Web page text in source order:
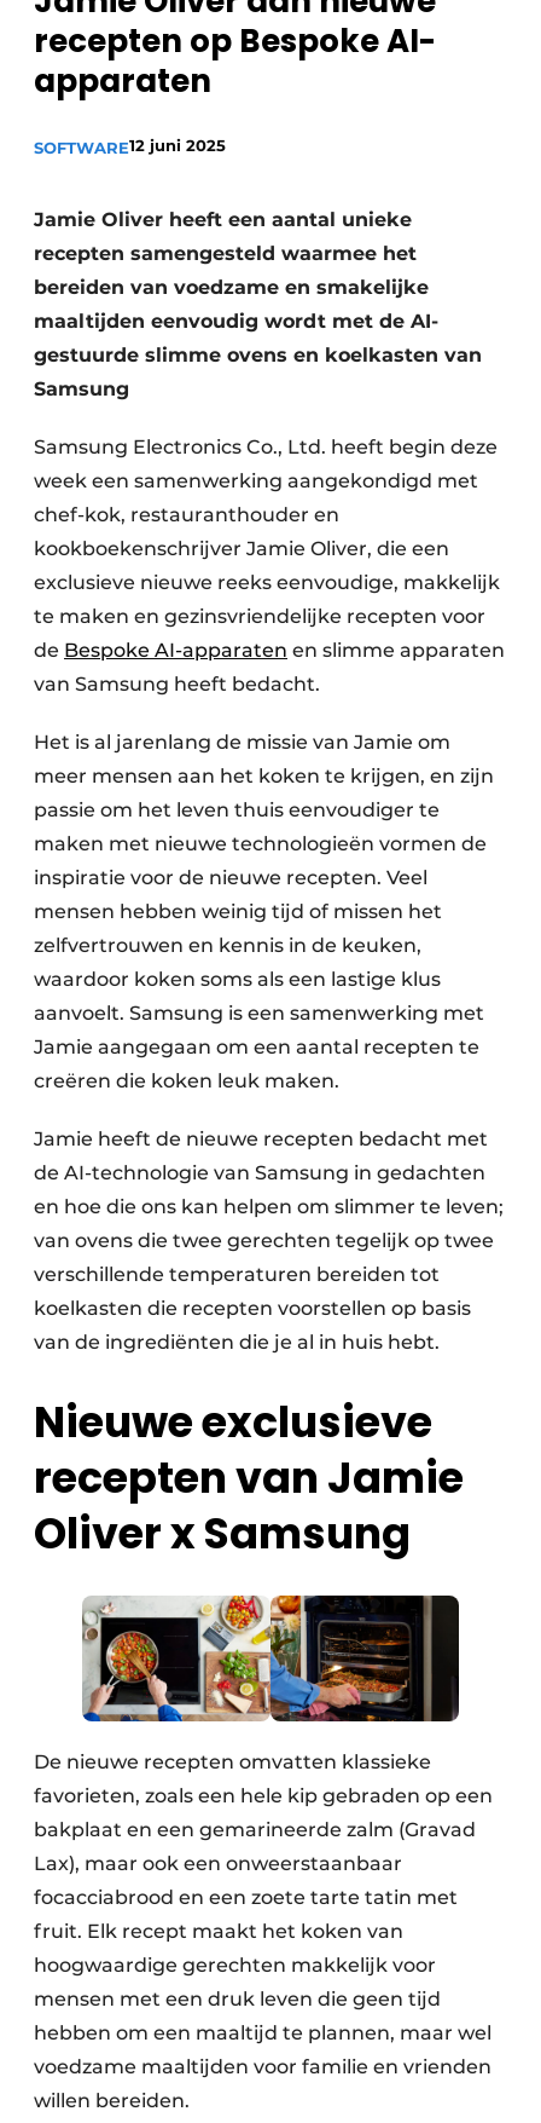
Privacy / Cookie statement
Vacature aanmelden
Video’s
recepten op Bespoke AI-
apparaten
SOFTWARE12 juni 2025
Jamie Oliver heeft een aantal unieke
recepten samengesteld waarmee het
bereiden van voedzame en smakelijke
maaltijden eenvoudig wordt met de AI-
gestuurde slimme ovens en koelkasten van
Samsung
Samsung Electronics Co., Ltd. heeft begin deze
week een samenwerking aangekondigd met
chef-kok, restauranthouder en
kookboekenschrijver Jamie Oliver, die een
exclusieve nieuwe reeks eenvoudige, makkelijk
te maken en gezinsvriendelijke recepten voor
de Bespoke AI-apparaten en slimme apparaten
van Samsung heeft bedacht.
Het is al jarenlang de missie van Jamie om
meer mensen aan het koken te krijgen, en zijn
passie om het leven thuis eenvoudiger te
maken met nieuwe technologieën vormen de
inspiratie voor de nieuwe recepten. Veel
mensen hebben weinig tijd of missen het
zelfvertrouwen en kennis in de keuken,
waardoor koken soms als een lastige klus
aanvoelt. Samsung is een samenwerking met
Jamie aangegaan om een aantal recepten te
creëren die koken leuk maken. ​
Jamie heeft de nieuwe recepten bedacht met
de AI-technologie van Samsung in gedachten
en hoe die ons kan helpen om slimmer te leven;
van ovens die twee gerechten tegelijk op twee
verschillende temperaturen bereiden tot
koelkasten die recepten voorstellen op basis
van de ingrediënten die je al in huis hebt. ​ ​
Nieuwe exclusieve
recepten van Jamie
Oliver x Samsung
De nieuwe recepten omvatten klassieke
favorieten, zoals een hele kip gebraden op een
bakplaat en een gemarineerde zalm (Gravad
Lax), maar ook een onweerstaanbaar
focacciabrood en een zoete tarte tatin met
fruit. Elk recept maakt het koken van
hoogwaardige gerechten makkelijk voor
mensen met een druk leven die geen tijd
hebben om een maaltijd te plannen, maar wel
voedzame maaltijden voor familie en vrienden
willen bereiden.